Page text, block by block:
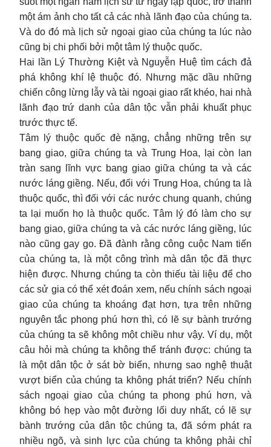
một ám ảnh cho tất cả các nhà lãnh đạo của chúng ta.
Và do đó mà lịch sử ngoại giao của chúng ta lúc nào
cũng bị chi phối bởi một tâm lý thuộc quốc.
Hai lần Lý Thường Kiệt và Nguyễn Huệ tìm cách đả
phá không khí lệ thuộc đó. Nhưng mặc dầu những
chiến công lừng lẫy và tài ngoại giao rất khéo, hai nhà
lãnh đạo trứ danh của dân tộc vẫn phải khuất phục
trước thực tế.
Tâm lý thuộc quốc đè nặng, chẳng những trên sự
bang giao, giữa chúng ta và Trung Hoa, lại còn lan
tràn sang lĩnh vực bang giao giữa chúng ta và các
nước láng giềng. Nếu, đối với Trung Hoa, chúng ta là
thuộc quốc, thì đối với các nước chung quanh, chúng
ta lại muốn họ là thuộc quốc. Tâm lý đó làm cho sự
bang giao, giữa chúng ta và các nước láng giềng, lúc
nào cũng gay go. Đã đành rằng công cuộc Nam tiến
của chúng ta, là một công trình mà dân tộc đã thực
hiện được. Nhưng chúng ta còn thiếu tài liệu để cho
các sử gia có thể xét đoán xem, nếu chính sách ngoại
giao của chúng ta khoáng đạt hơn, tựa trên những
nguyên tắc phong phú hơn thì, có lẽ sự bành trướng
của chúng ta sẽ không một chiều như vậy. Ví dụ, một
câu hỏi mà chúng ta không thể tránh được: chúng ta
là một dân tộc ở sát bờ biển, nhưng sao nghệ thuật
vượt biển của chúng ta không phát triển? Nếu chính
sách ngoại giao của chúng ta phong phú hơn, và
không bó hẹp vào một đường lối duy nhất, có lẽ sự
bành trướng của dân tộc chúng ta, đã sớm phát ra
nhiều ngõ, và sinh lực của chúng ta không phải chỉ